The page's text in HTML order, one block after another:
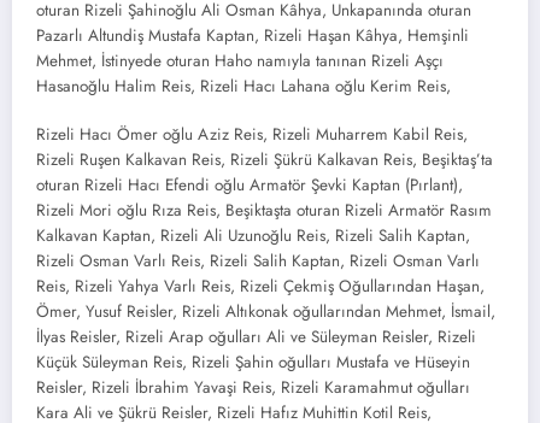
oturan Rizeli Şahinoğlu Ali Osman Kâhya, Unkapanında oturan
Pazarlı Altundiş Mustafa Kaptan, Rizeli Haşan Kâhya, Hemşinli
Mehmet, İstinyede oturan Haho namıyla tanınan Rizeli Aşçı
Hasanoğlu Halim Reis, Rizeli Hacı Lahana oğlu Kerim Reis,
Rizeli Hacı Ömer oğlu Aziz Reis, Rizeli Muharrem Kabil Reis,
Rizeli Ruşen Kalkavan Reis, Rizeli Şükrü Kalkavan Reis, Beşiktaş’ta
oturan Rizeli Hacı Efendi oğlu Armatör Şevki Kaptan (Pırlant),
Rizeli Mori oğlu Rıza Reis, Beşiktaşta oturan Rizeli Armatör Rasım
Kalkavan Kaptan, Rizeli Ali Uzunoğlu Reis, Rizeli Salih Kaptan,
Rizeli Osman Varlı Reis, Rizeli Salih Kaptan, Rizeli Osman Varlı
Reis, Rizeli Yahya Varlı Reis, Rizeli Çekmiş Oğullarından Haşan,
Ömer, Yusuf Reisler, Rizeli Altıkonak oğullarından Mehmet, İsmail,
İlyas Reisler, Rizeli Arap oğulları Ali ve Süleyman Reisler, Rizeli
Küçük Süleyman Reis, Rizeli Şahin oğulları Mustafa ve Hüseyin
Reisler, Rizeli İbrahim Yavaşi Reis, Rizeli Karamahmut oğulları
Kara Ali ve Şükrü Reisler, Rizeli Hafız Muhittin Kotil Reis,